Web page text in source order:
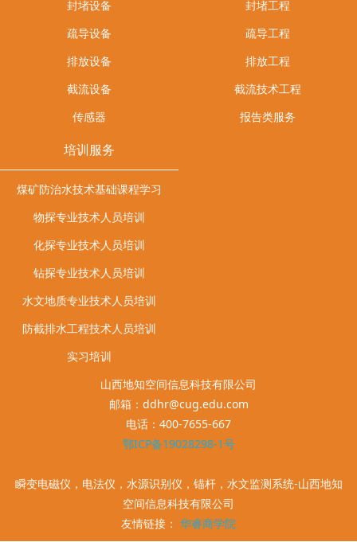
封堵设备
疏导设备
排放设备
截流设备
传感器
封堵工程
疏导工程
排放工程
截流技术工程
报告类服务
培训服务
煤矿防治水技术基础课程学习
物探专业技术人员培训
化探专业技术人员培训
钻探专业技术人员培训
水文地质专业技术人员培训
防截排水工程技术人员培训
实习培训
山西地知空间信息科技有限公司
邮箱：ddhr@cug.edu.com
电话：400-7655-667
鄂ICP备19028298-1号
瞬变电磁仪，电法仪，水源识别仪，锚杆，水文监测系统-山西地知
空间信息科技有限公司
友情链接： 华睿商学院